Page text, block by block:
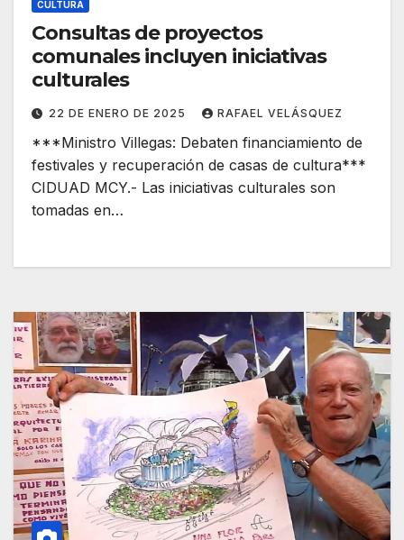
CULTURA
Consultas de proyectos
comunales incluyen iniciativas
culturales
22 DE ENERO DE 2025 RAFAEL VELÁSQUEZ
***Ministro Villegas: Debaten financiamiento de
festivales y recuperación de casas de cultura***
CIDUAD MCY.- Las iniciativas culturales son
tomadas en…